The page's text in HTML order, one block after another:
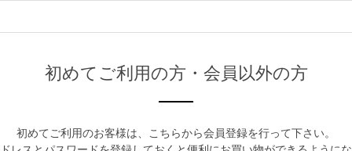
初めてご利用の方・会員以外の方
初めてご利用のお客様は、こちらから会員登録を行って下さい。